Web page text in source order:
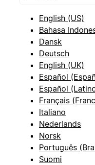
English (US)
Bahasa
Dansk
Deutsch
English (UK)
Español
Español
Français
Italiano
Nederlands
Norsk
Português
Suomi